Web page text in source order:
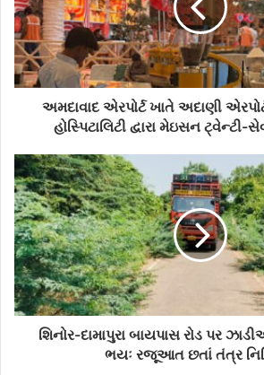
a
i
l
a
d
s
s
અમદાવાદ એરપોર્ટ ખાતે અદાણી
હોસ્પિટાલિટી દ્વારા મેઇસન
શિનોર-દામાપુરા બાયપાસ રોડ પર
ભયઃ રજૂઆત છતાં તંત્ર